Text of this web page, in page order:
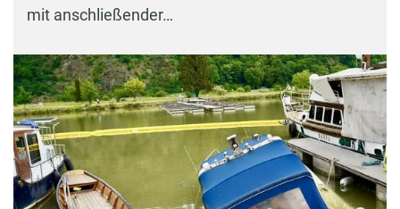
mit anschließender…